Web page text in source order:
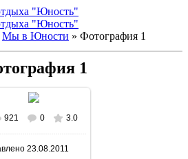
"Юность"
"Юность"
Мы в Юности » Фотография 1
1
В реальном размере
/ 154.6Kb
921 0 3.0
23.08.2011